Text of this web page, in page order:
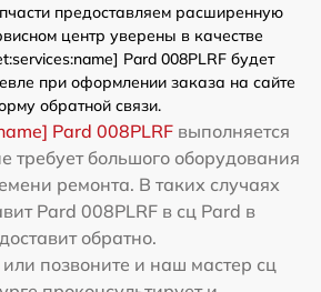
предоставляем расширенную
центр уверены в качестве
Pard 008PLRF будет
при оформлении заказа на сайте
обратной связи.
Pard 008PLRF выполняется
требует большого оборудования
ремонта. В таких случаях
Pard 008PLRF в сц Pard в
обратно.
позвоните и наш мастер сц